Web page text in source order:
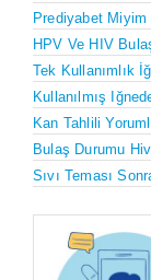
Prediyabet Miyim
HPV Ve HIV
Tek Kullanımlık
Kullanılmış
Kan Tahlili
Bulaş Durumu
Sıvı Teması